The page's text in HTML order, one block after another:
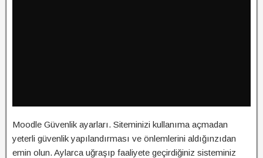
Moodle Güvenlik ayarları. Siteminizi kullanıma açmadan
yeterli güvenlik yapılandırması ve önlemlerini aldığınzıdan
emin olun. Aylarca uğraşıp faaliyete geçirdiğiniz sisteminiz